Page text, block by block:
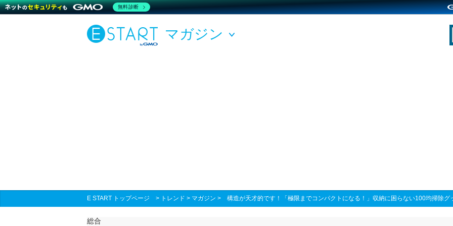
マガジン
E START トップページ > トレンド > マガジン > 構造が天才的です！「極限までコンパクトになる！」収納に困らない100均掃除グ
総合
無料診断